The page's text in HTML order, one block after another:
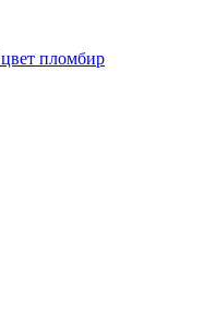
пломбир